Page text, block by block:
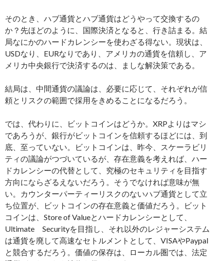
そのとき、ハブ通貨とハブ通貨はどうやって交換するの
か？先ほどのように、国際決済となると、行き詰まる。結
局なにかのハードカレンシーを使わざる得ない。現状は、
USDなり、EURなりであり、アメリカの通貨を信頼し、ア
メリカ中央銀行で決済するのは、ましな解決策である。
結局は、中間通貨の議論は、必要に応じて、それぞれが信
頼とリスクの範囲で採用をきめることになるだろう。
では、代わりに、ビットコインはどうか。XRPよりはマシ
であろうが、銀行がビットコインを信頼するほどには、到
底、至っていない。ビットコインは、昨今、スケーラビリ
ティの議論がつづいているが、存在意義を考えれば、ハー
ドカレンシーの代替として、究極のセキュリティを目指す
方向にならざるえないだろう。そうでなければ意味が無
い。カウンターパーティーリスクのないハブ通貨として立
ち位置が、ビットコインの存在意義と価値だろう。ビット
コインは、Store of Valueとハードカレンシーとして、
Ultimate Securityを目指し、それ以外のレジャーシステム
は通貨を廃して高速なセトルメントとして、VISAやPaypal
と競合するだろう。価値の保存は、ローカル圏では、法定